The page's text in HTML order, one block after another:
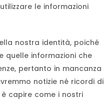
le informazioni
nostra identità, poiché
quelle informazioni che
pertanto in mancanza
notizie né ricordi di
capire come i nostri